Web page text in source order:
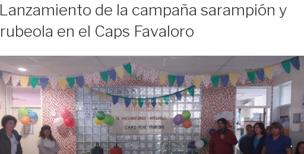
Lanzamiento de la campaña sarampión y
rubeola en el Caps Favaloro